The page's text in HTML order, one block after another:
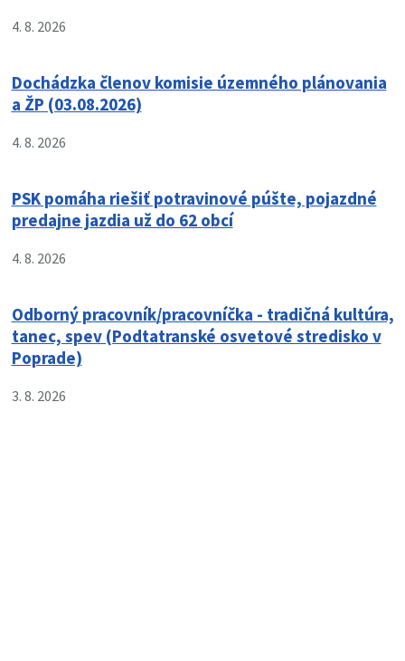
4. 8. 2026
Dochádzka členov komisie územného plánovania
a ŽP (03.08.2026)
4. 8. 2026
PSK pomáha riešiť potravinové púšte, pojazdné
predajne jazdia už do 62 obcí
4. 8. 2026
Odborný pracovník/pracovníčka - tradičná kultúra,
tanec, spev (Podtatranské osvetové stredisko v
Poprade)
3. 8. 2026